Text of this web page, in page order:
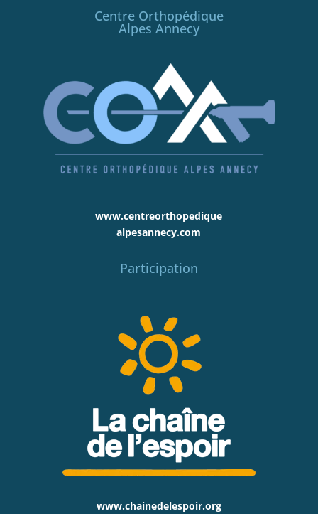
Centre Orthopédique
Alpes Annecy
www.centreorthopedique
alpesannecy.com
Participation
www.chainedelespoir.org